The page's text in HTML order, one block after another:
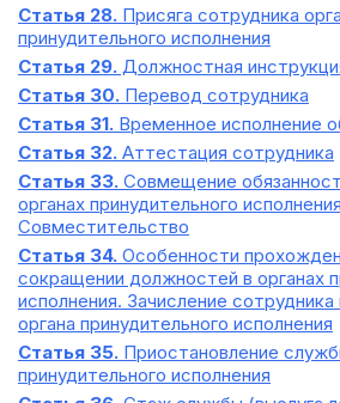
Статья 28. Присяга сотрудника
принудительного исполнения
Статья 29. Должностная
Статья 30. Перевод сотрудника
Статья 31. Временное исполнение
Статья 32. Аттестация сотрудника
Статья 33. Совмещение
органах принудительного
Совместительство
Статья 34. Особенности
сокращении должностей в органах
исполнения. Зачисление
органа принудительного исполнения
Статья 35. Приостановление
принудительного исполнения